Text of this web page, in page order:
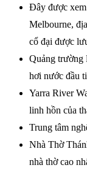
Đây được
Melbourne,
cổ đại được
Quảng trường
hơi nước đầu
Yarra River
linh hồn của
Trung tâm
Nhà Thờ
nhà thờ cao